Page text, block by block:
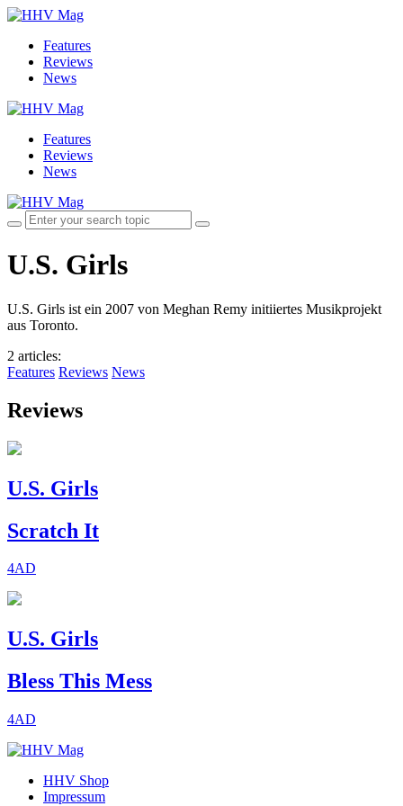
Features
Reviews
News
Features
Reviews
News
U.S. Girls
U.S. Girls ist ein 2007 von Meghan Remy initiiertes Musikprojekt
aus Toronto.
2 articles:
Features Reviews News
Reviews
U.S. Girls
Scratch It
4AD
U.S. Girls
Bless This Mess
4AD
HHV Shop
Impressum